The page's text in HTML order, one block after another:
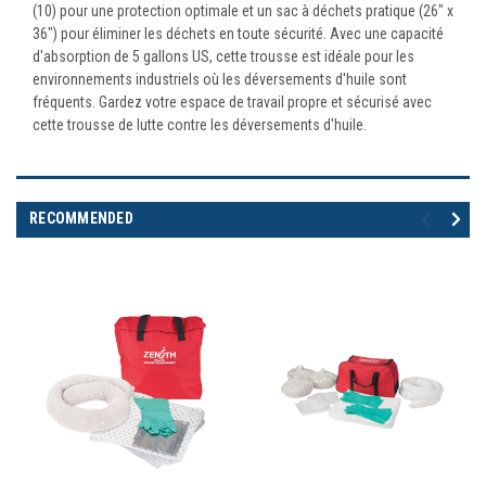
(10) pour une protection optimale et un sac à déchets pratique (26" x
36") pour éliminer les déchets en toute sécurité. Avec une capacité
d'absorption de 5 gallons US, cette trousse est idéale pour les
environnements industriels où les déversements d'huile sont
fréquents. Gardez votre espace de travail propre et sécurisé avec
cette trousse de lutte contre les déversements d'huile.
RECOMMENDED